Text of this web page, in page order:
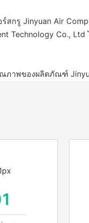
ร์สกรู Jinyuan Air
Technology Co.,
ภาพของผลิตภัณฑ์